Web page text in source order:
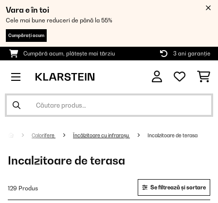
Vara e în toi
Cele mai bune reduceri de până la 55%
Cumpărați acum
Cumpără acum, plătește mai târziu 3 ani garanție
Calorifere Încălzitoare cu infraroșu Incalzitoare de terasa
Incalzitoare de terasa
129 Produs Se filtrează și sortare